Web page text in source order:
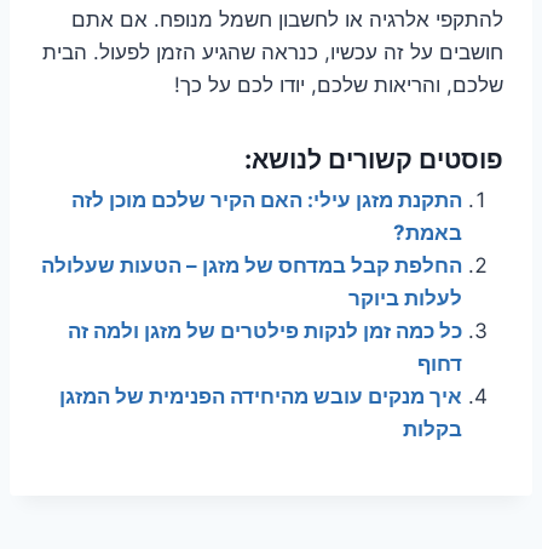
להתקפי אלרגיה או לחשבון חשמל מנופח. אם אתם
חושבים על זה עכשיו, כנראה שהגיע הזמן לפעול. הבית
שלכם, והריאות שלכם, יודו לכם על כך!
פוסטים קשורים לנושא:
התקנת מזגן עילי: האם הקיר שלכם מוכן לזה
באמת?
החלפת קבל במדחס של מזגן – הטעות שעלולה
לעלות ביוקר
כל כמה זמן לנקות פילטרים של מזגן ולמה זה
דחוף
איך מנקים עובש מהיחידה הפנימית של המזגן
בקלות